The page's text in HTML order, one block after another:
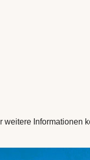
Informationen